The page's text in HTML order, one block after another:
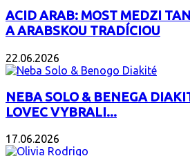
ACID ARAB: MOST MEDZI
A ARABSKOU TRADÍCIOU
22.06.2026
NEBA SOLO & BENEGA
LOVEC VYBRALI...
17.06.2026